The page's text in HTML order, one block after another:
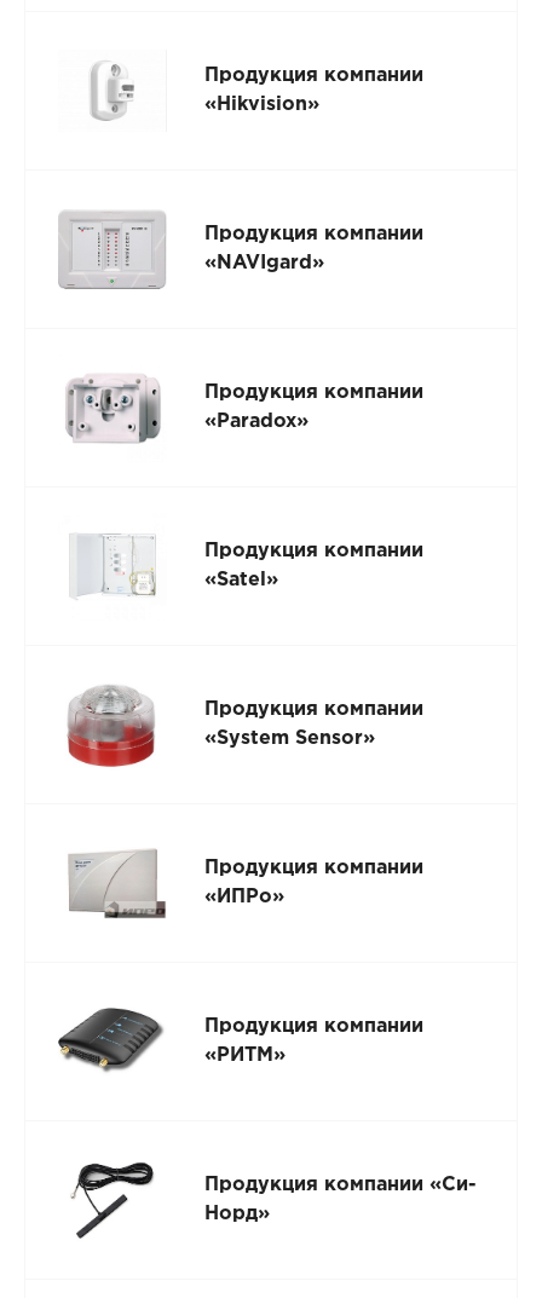
Продукция компании
«Hikvision»
Продукция компании
«NAVIgard»
Продукция компании
«Paradox»
Продукция компании
«Satel»
Продукция компании
«System Sensor»
Продукция компании
«ИПРо»
Продукция компании
«РИТМ»
Продукция компании «Си-
Норд»